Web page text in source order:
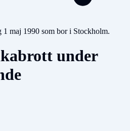
1 maj 1990 som bor i Stockholm.
under